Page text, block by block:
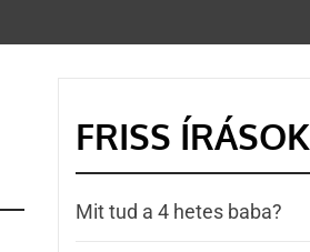
FRISS ÍRÁSOK
Mit tud a 4 hetes baba?